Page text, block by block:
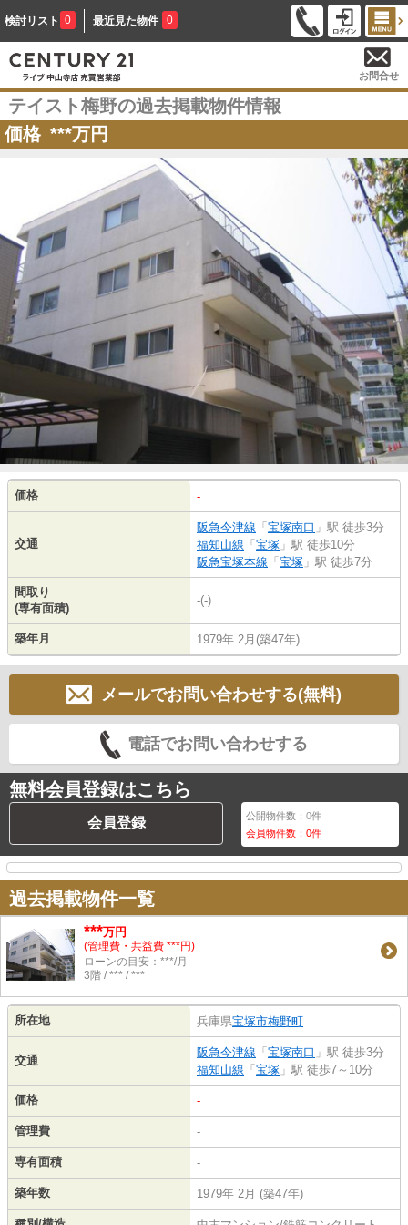
検討リスト 0 最近見た物件 0
お問合せ
テイスト梅野の過去掲載物件情報
価格 ***万円
価格 -
交通
阪急今津線 「 宝塚南口 」駅 徒歩3分
福知山線 「 宝塚 」駅 徒歩10分
阪急宝塚本線 「 宝塚 」駅 徒歩7分
間取り
(専有面積)
-(-)
築年月 1979年 2月(築47年)
メールでお問い合わせする(無料)
電話でお問い合わせする
無料会員登録はこちら
会員登録 公開物件数：0件
会員物件数：0件
過去掲載物件一覧
***万円
(管理費・共益費 ***円)
ローンの目安：***/月
3階 / *** / ***
所在地 兵庫県宝塚市梅野町
交通
阪急今津線 「 宝塚南口 」駅 徒歩3分
福知山線 「 宝塚 」駅 徒歩7～10分
価格 -
管理費 -
専有面積 -
築年数 1979年 2月 (築47年)